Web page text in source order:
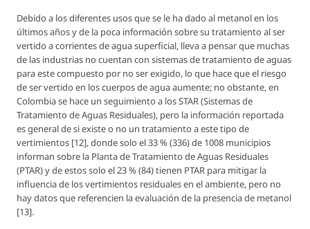
Debido a los diferentes usos que se le ha dado al metanol en los
últimos años y de la poca información sobre su tratamiento al ser
vertido a corrientes de agua superficial, lleva a pensar que muchas
de las industrias no cuentan con sistemas de tratamiento de aguas
para este compuesto por no ser exigido, lo que hace que el riesgo
de ser vertido en los cuerpos de agua aumente; no obstante, en
Colombia se hace un seguimiento a los STAR (Sistemas de
Tratamiento de Aguas Residuales), pero la información reportada
es general de si existe o no un tratamiento a este tipo de
vertimientos [12], donde solo el 33 % (336) de 1008 municipios
informan sobre la Planta de Tratamiento de Aguas Residuales
(PTAR) y de estos solo el 23 % (84) tienen PTAR para mitigar la
influencia de los vertimientos residuales en el ambiente, pero no
hay datos que referencien la evaluación de la presencia de metanol
[13].